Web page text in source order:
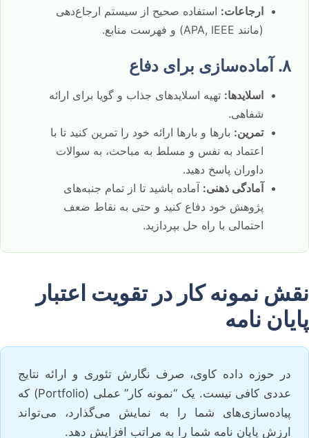
ارجاعات: استفاده صحیح از سیستم ارجاع‌دهی
(مانند APA, IEEE) و فهرست منابع.
۸. آماده‌سازی برای دفاع
اسلایدها: تهیه اسلایدهای جذاب و گویا برای ارائه
شفاهی.
تمرین: بارها و بارها ارائه خود را تمرین کنید تا با
اعتماد به نفس و مسلط به مباحث، به سوالات
داوران پاسخ دهید.
آمادگی ذهنی: آماده باشید تا از تمام جنبه‌های
پژوهش خود دفاع کنید و حتی به نقاط ضعف
احتمالی با راه حل بپردازید.
نقش نمونه کار در تقویت اعتبار
پایان نامه
در حوزه داده کاوی، صرف نگارش تئوری و ارائه نتایج
عددی کافی نیست. یک “نمونه کار” عملی (Portfolio) که
پیاده‌سازی‌های شما را به نمایش می‌گذارد، می‌تواند
ارزش پایان نامه شما را به مراتب افزایش دهد.